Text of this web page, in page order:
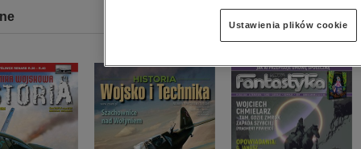
lifestyle, kultura
zdrowie
religieUstawienia plików cookie